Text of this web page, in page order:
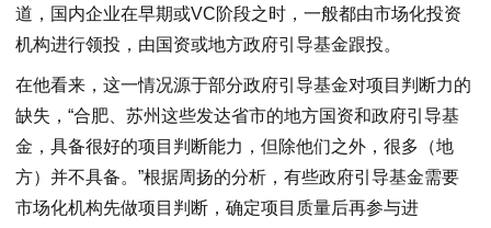
道，国内企业在早期或VC阶段之时，一般都由市场化投资
机构进行领投，由国资或地方政府引导基金跟投。
在他看来，这一情况源于部分政府引导基金对项目判断力的
缺失，“合肥、苏州这些发达省市的地方国资和政府引导基
金，具备很好的项目判断能力，但除他们之外，很多（地
方）并不具备。”根据周扬的分析，有些政府引导基金需要
市场化机构先做项目判断，确定项目质量后再参与进